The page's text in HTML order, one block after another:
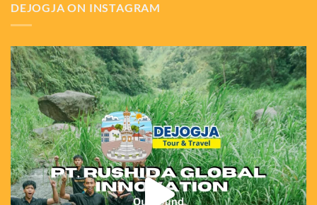
DEJOGJA ON INSTAGRAM